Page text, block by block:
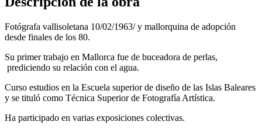
Fotógrafa vallisoletana 10/02/1963/ y mallorquina de adopción
desde finales de los 80.
Su primer trabajo en Mallorca fue de buceadora de perlas,
prediciendo su relación con el agua.
Curso estudios en la Escuela superior de diseño de las Islas Baleares
y se tituló como Técnica Superior de Fotografía Artística.
Ha participado en varias exposiciones colectivas.